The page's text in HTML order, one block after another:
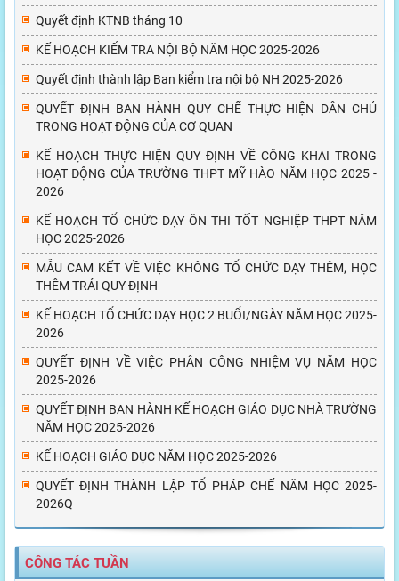
Quyết định KTNB tháng 10
KẾ HOẠCH KIỂM TRA NỘI BỘ NĂM HỌC 2025-2026
Quyết định thành lập Ban kiểm tra nội bộ NH 2025-2026
QUYẾT ĐỊNH BAN HÀNH QUY CHẾ THỰC HIỆN DÂN CHỦ
TRONG HOẠT ĐỘNG CỦA CƠ QUAN
KẾ HOẠCH THỰC HIỆN QUY ĐỊNH VỀ CÔNG KHAI TRONG
HOẠT ĐỘNG CỦA TRƯỜNG THPT MỸ HÀO NĂM HỌC 2025 -
2026
KẾ HOẠCH TỔ CHỨC DẠY ÔN THI TỐT NGHIỆP THPT NĂM
HỌC 2025-2026
MẪU CAM KẾT VỀ VIỆC KHÔNG TỔ CHỨC DẠY THÊM, HỌC
THÊM TRÁI QUY ĐỊNH
KẾ HOẠCH TỔ CHỨC DẠY HỌC 2 BUỔI/NGÀY NĂM HỌC 2025-
2026
QUYẾT ĐỊNH VỀ VIỆC PHÂN CÔNG NHIỆM VỤ NĂM HỌC
2025-2026
QUYẾT ĐỊNH BAN HÀNH KẾ HOẠCH GIÁO DỤC NHÀ TRƯỜNG
NĂM HỌC 2025-2026
KẾ HOẠCH GIÁO DỤC NĂM HỌC 2025-2026
QUYẾT ĐỊNH THÀNH LẬP TỔ PHÁP CHẾ NĂM HỌC 2025-
2026Q
CÔNG TÁC TUẦN